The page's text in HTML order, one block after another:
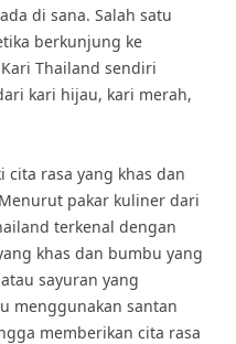
di sana. Salah satu
berkunjung ke
Thailand sendiri
kari hijau, kari merah,
rasa yang khas dan
pakar kuliner dari
terkenal dengan
khas dan bumbu yang
sayuran yang
menggunakan santan
memberikan cita rasa